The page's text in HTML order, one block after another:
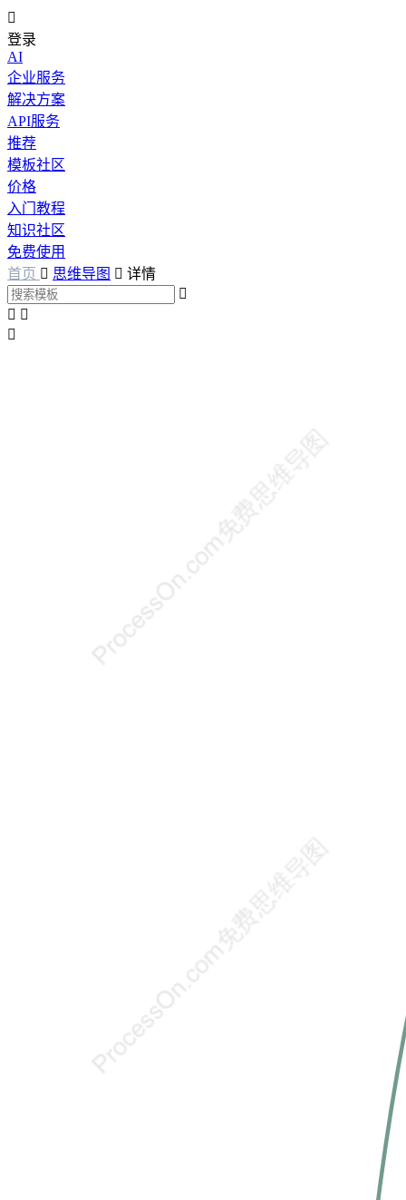

登录
AI
企业服务
解决方案
API服务
推荐
模板社区
价格
入门教程
知识社区
免费使用
首页  思维导图  详情

 
